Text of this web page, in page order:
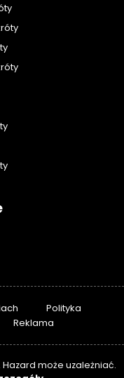
Polityka
Reklama
Hazard może uzależniać.